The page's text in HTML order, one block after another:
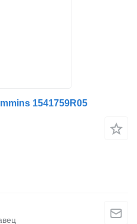
1541759R05